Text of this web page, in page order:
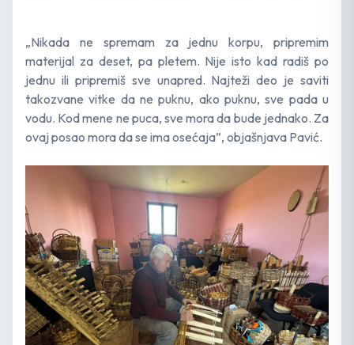
„Nikada ne spremam za jednu korpu, pripremim
materijal za deset, pa pletem. Nije isto kad radiš po
jednu ili pripremiš sve unapred. Najteži deo je saviti
takozvane vitke da ne puknu, ako puknu, sve pada u
vodu. Kod mene ne puca, sve mora da bude jednako. Za
ovaj posao mora da se ima osećaja”, objašnjava Pavić.